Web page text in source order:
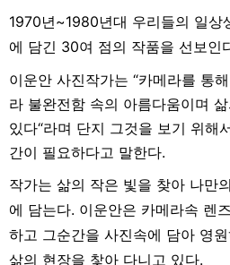
1970년~1980년대 우리들의 일상
에 담긴 30여 점의 작품을 선보인
이운안 사진작가는 “카메라를 통
라 불완전함 속의 아름다움이며
있다“라며 단지 그것을 보기 위해
간이 필요하다고 말한다.
작가는 삶의 작은 빛을 찾아 나만
에 담는다. 이운안은 카메라속 렌
하고 그순간을 사진속에 담아 영
삶의 현장을 찿아 다니고 있다.